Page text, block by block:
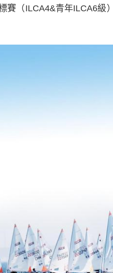
（ILCA4&青年ILCA6級